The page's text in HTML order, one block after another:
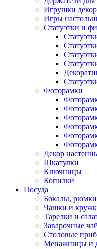
Игрушки
Игры
Статуэтки и
Фоторамки
Декор
Шкатулки
Ключницы
Копилки
Посуда
Бокалы, рюмки
Чашки и
Тарелки и
Заварочные
Столовые
Менажницы и